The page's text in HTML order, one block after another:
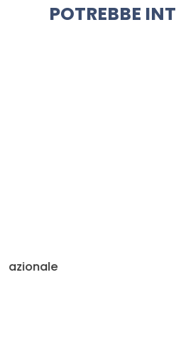
POTREBBE
Spezie da
Manisha